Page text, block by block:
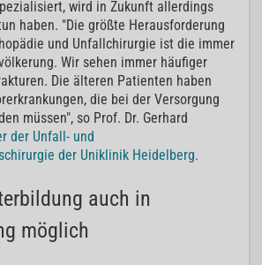
wird in Zukunft allerdings
haben. "Die größte Herausforderung
und Unfallchirurgie ist die immer
Wir sehen immer häufiger
Die älteren Patienten haben
die bei der Versorgung
müssen", so Prof. Dr. Gerhard
der Unfall- und
der Uniklinik Heidelberg.
auch in
möglich